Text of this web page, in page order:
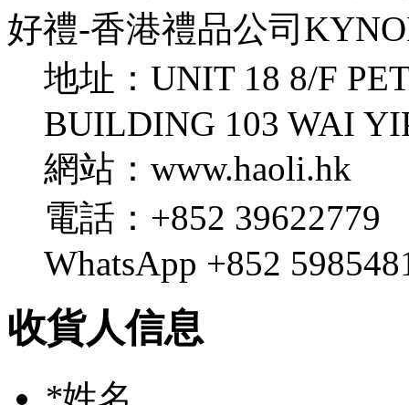
好禮-香港禮品公司
地址：UNIT 18 8/F
BUILDING 103 WAI
網站：www.haoli.hk
電話：+852 39622779
WhatsApp +852
收貨人信息
*姓名